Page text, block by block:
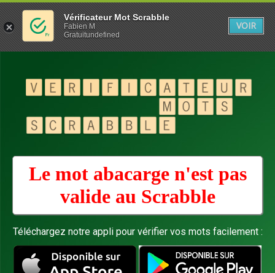
Le mot abacarge n'est pas
valide au Scrabble
Téléchargez notre appli pour vérifier vos mots facilement :
Vérificateur Mot Scrabble
Fabien M
Gratuitundefined
VOIR